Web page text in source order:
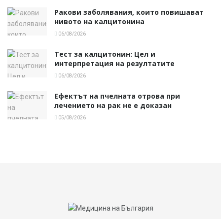
Ракови заболявания, които повишават
нивото на калцитонина
06/08/2026
Тест за калцитонин: Цел и
интерпретация на резултатите
06/08/2026
Ефектът на пчелната отрова при
лечението на рак не е доказан
05/08/2026